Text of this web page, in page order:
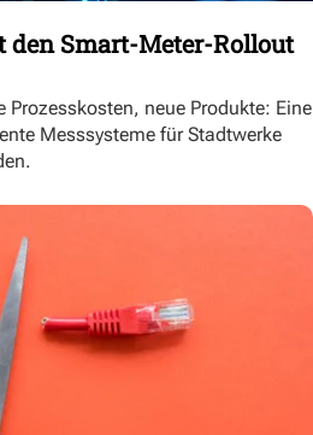
den Smart-Meter-Rollout
Prozesskosten, neue Produkte: Eine
Messsysteme für Stadtwerke